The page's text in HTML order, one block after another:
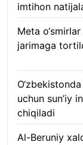
imtihon
Meta
jarimaga
uchun sun’iy
chiqiladi
Al-Beruniy